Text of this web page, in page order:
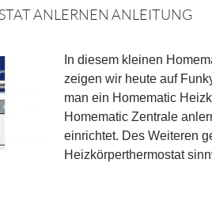
ANLERNEN ANLEITUNG
In diesem kleinen
zeigen wir heute auf
man ein Homematic
Homematic Zentrale
einrichtet. Des Weiteren
Heizkörperthermostat